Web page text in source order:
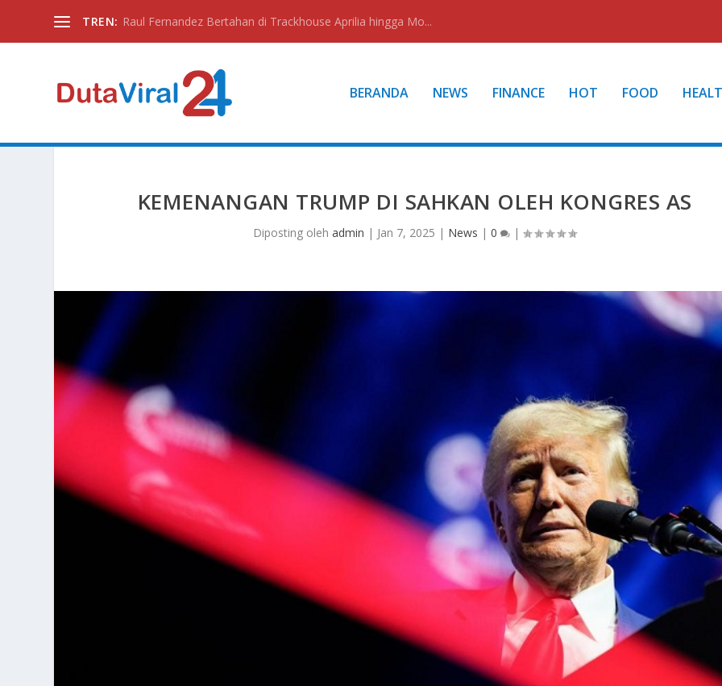
TREN: Raul Fernandez Bertahan di Trackhouse Aprilia hingga Mo...
BERANDA NEWS FINANCE HOT FOOD
KEMENANGAN TRUMP DI SAHKAN OLEH KONGRES AS
Diposting olehadmin | Jan 7, 2025 | News |0 |